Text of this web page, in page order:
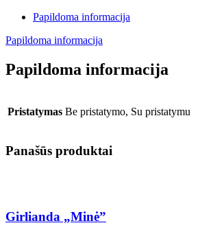
Papildoma informacija
Papildoma informacija
Papildoma informacija
Pristatymas Be pristatymo, Su pristatymu
Panašūs produktai
Girlianda „Minė”